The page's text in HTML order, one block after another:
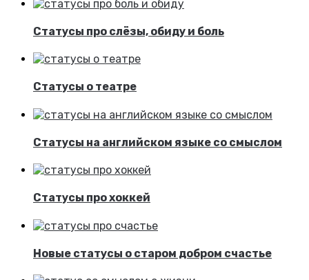
Статусы про слёзы, обиду и боль
Статусы о театре
Статусы на английском языке со смыслом
Статусы про хоккей
Новые статусы о старом добром счастье